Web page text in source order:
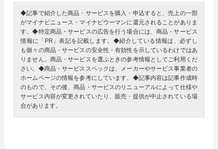
◆記事で紹介した商品・サービスを購入・申込すると、売上の一部
がマイナビニュース・マイナビウーマンに還元されることがありま
す。◆特定商品・サービスの広告を行う場合には、商品・サービス
情報に「PR」表記を記載します。◆紹介している情報は、必ずし
も個々の商品・サービスの安全性・有効性を示しているわけではあ
りません。商品・サービスを選ぶときの参考情報としてご利用くだ
さい。◆商品・サービススペックは、メーカーやサービス事業者の
ホームページの情報を参考にしています。◆記事内容は記事作成時
のもので、その後、商品・サービスのリニューアルによって仕様や
サービス内容が変更されていたり、販売・提供が中止されている場
合があります。